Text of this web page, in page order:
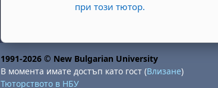
при този тютор.
1991-2026 © New Bulgarian University
В момента имате достъп като гост (Влизане)
Тюторството в НБУ